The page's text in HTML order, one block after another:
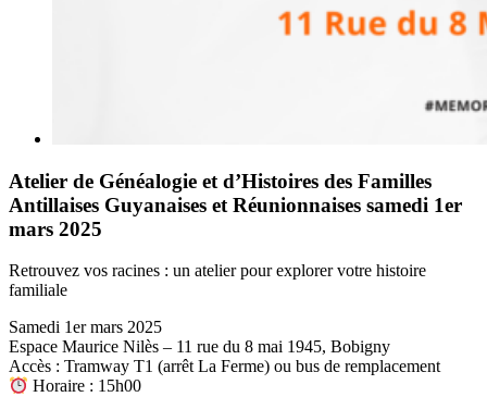
Atelier de Généalogie et d’Histoires des Familles
Antillaises Guyanaises et Réunionnaises samedi 1er
mars 2025
Retrouvez vos racines : un atelier pour explorer votre histoire
familiale
Samedi 1er mars 2025
Espace Maurice Nilès – 11 rue du 8 mai 1945, Bobigny
Accès : Tramway T1 (arrêt La Ferme) ou bus de remplacement
Horaire : 15h00